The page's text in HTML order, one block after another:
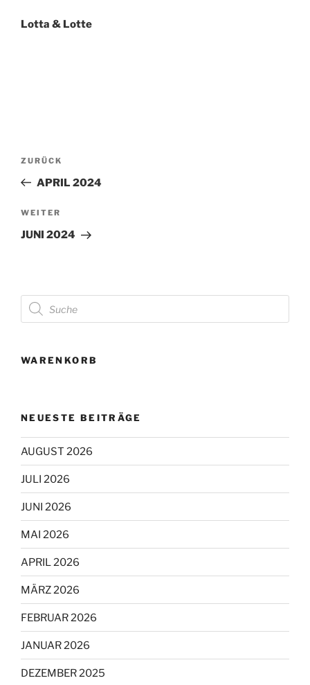
Lotta & Lotte
Beitragsnavigation
Vorheriger
Beitrag
ZURÜCK
APRIL 2024
Nächster
Beitrag
WEITER
JUNI 2024
Products
search
WARENKORB
NEUESTE BEITRÄGE
AUGUST 2026
JULI 2026
JUNI 2026
MAI 2026
APRIL 2026
MÄRZ 2026
FEBRUAR 2026
JANUAR 2026
DEZEMBER 2025